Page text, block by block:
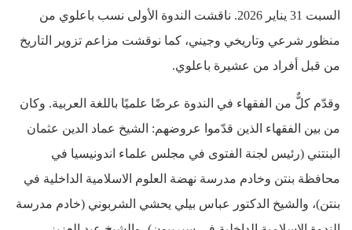
السبت 31 يناير 2026. ناقشت الندوة الأولى نسب باعلوي من
منظور شرعي وتاريخي وجيني، كما نوقشت مزاعم تزوير التاريخ
من قبل أفراد من عشيرة باعلوي.
وقدّم كلٌّ من الفقهاء في الندوة عرضًا علميًا باللغة العربية. وكان
من بين الفقهاء الذين قدّموا عروضهم: الشيخ عماد الدين عثمان
البنتني (رئيس لجنة الفتوى في مجلس علماء اندونيسيا في
محافظة بنتن وخادم مدرسة نهضة العلوم الاسلامية الداخلية في
بنتن)، والشيخ الدكتور عباس بيلي يحشي الشربوني (خادم مدرسة